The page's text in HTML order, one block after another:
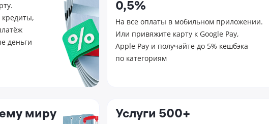
деньги
0,5%
На все оплаты в мобильном приложении.
Или привяжите карту к Google Pay,
Apple Pay и получайте до 5% кешбэка
по категориям
миру
Услуги 500+